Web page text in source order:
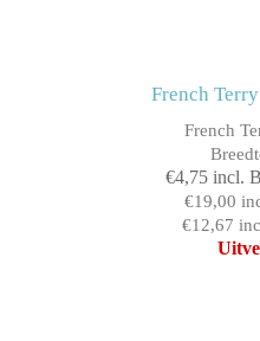
French
French
€4,75 incl.
€19,00
€12,67